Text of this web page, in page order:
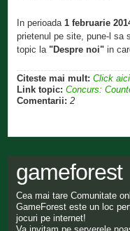
In perioada 1 februarie
prietenul pe site, pune-l sa
topic la"Despre noi" in
Citeste mai mult: Click aici
Link topic: Concurs:
Comentarii: 2
gameforest
Cea mai tare Comunitate
GameForest este un loc
jocuri pe internet!